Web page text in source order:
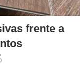
frente a